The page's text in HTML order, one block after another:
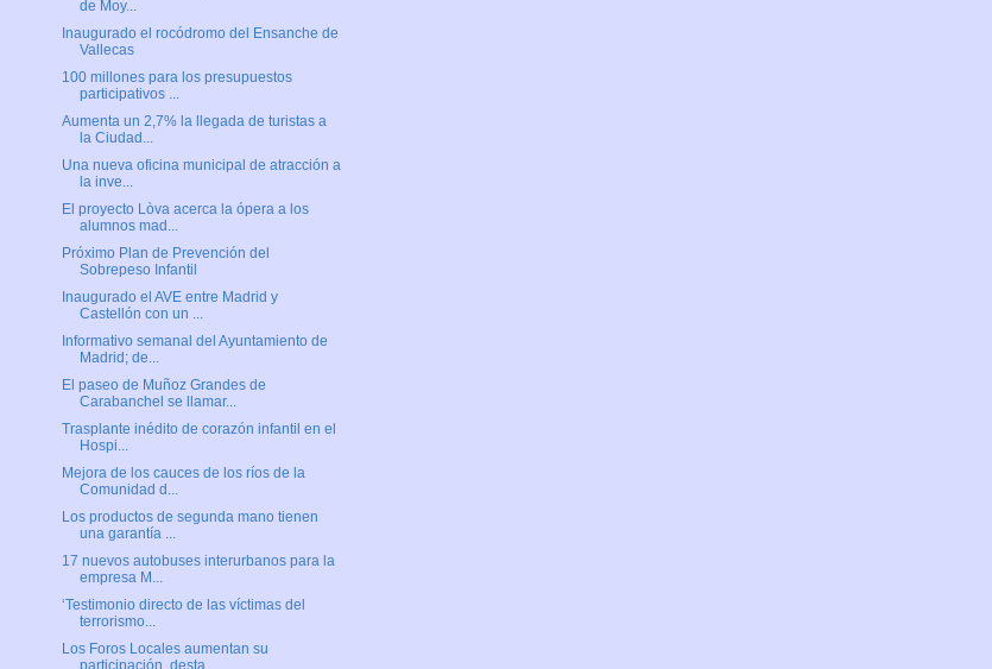
de Moy...
Inaugurado el rocódromo del Ensanche de
Vallecas
100 millones para los presupuestos
participativos ...
Aumenta un 2,7% la llegada de turistas a
la Ciudad...
Una nueva oficina municipal de atracción a
la inve...
El proyecto Lòva acerca la ópera a los
alumnos mad...
Próximo Plan de Prevención del
Sobrepeso Infantil
Inaugurado el AVE entre Madrid y
Castellón con un ...
Informativo semanal del Ayuntamiento de
Madrid; de...
El paseo de Muñoz Grandes de
Carabanchel se llamar...
Trasplante inédito de corazón infantil en el
Hospi...
Mejora de los cauces de los ríos de la
Comunidad d...
Los productos de segunda mano tienen
una garantía ...
17 nuevos autobuses interurbanos para la
empresa M...
‘Testimonio directo de las víctimas del
terrorismo...
Los Foros Locales aumentan su